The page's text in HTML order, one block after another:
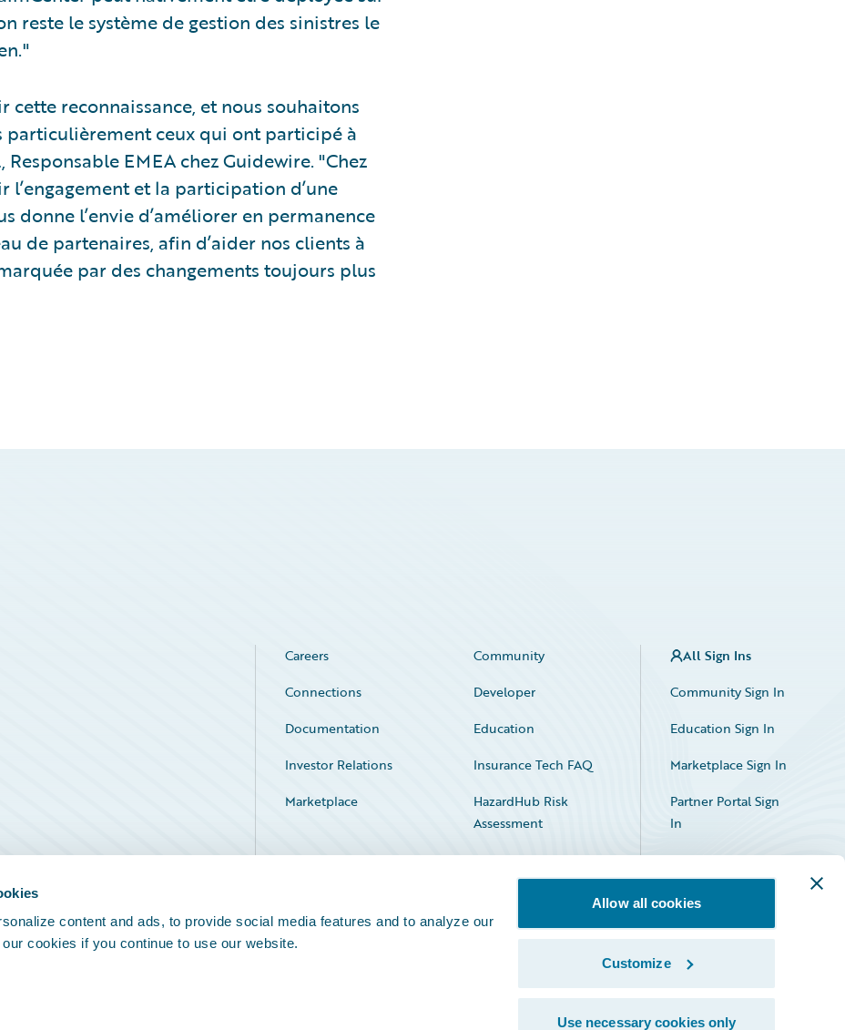
content and ads, to provide social media features and to analyze our
cookies if you continue to use our website.
Allow all cookies
Customize
Use necessary cookies only
reste le système de gestion des sinistres le
reconnaissance, et nous souhaitons
ceux qui ont participé à
EMEA chez Guidewire. "Chez
l’engagement et la participation d’une
donne l’envie d’améliorer en permanence
de partenaires, afin d’aider nos clients à
par des changements toujours plus
Careers
Community
Connections
Developer
Documentation
Education
Investor Relations
Insurance Tech FAQ
Marketplace
HazardHub Risk
Assessment
Service Status
All Sign Ins
Community Sign In
Education Sign In
Marketplace Sign In
Partner Portal Sign
In
Facebook
X LinkedIn